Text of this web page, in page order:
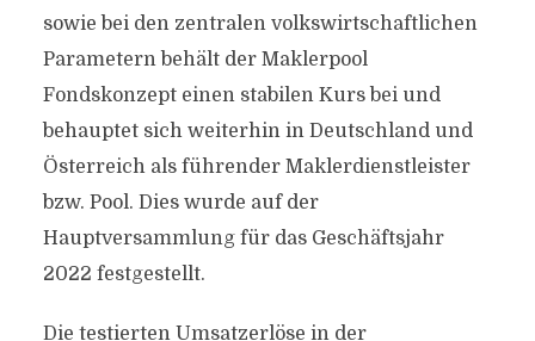
sowie bei den zentralen volkswirtschaftlichen
Parametern behält der Maklerpool
Fondskonzept einen stabilen Kurs bei und
behauptet sich weiterhin in Deutschland und
Österreich als führender Maklerdienstleister
bzw. Pool. Dies wurde auf der
Hauptversammlung für das Geschäftsjahr
2022 festgestellt.
Die testierten Umsatzerlöse in der